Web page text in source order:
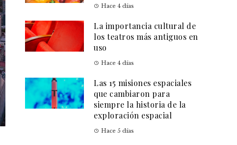
Hace 4 días
La importancia cultural de
los teatros más antiguos en
uso
Hace 4 días
Las 15 misiones espaciales
que cambiaron para
siempre la historia de la
exploración espacial
Hace 5 días